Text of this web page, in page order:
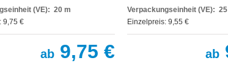
(VE): 20 m
9,75 €
ab 9,75 €
Verpackungseinheit (VE): 25
Einzelpreis: 9,55 €
ab